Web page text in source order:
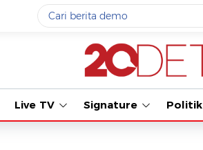
Yang sedang ramai dicari
gempa hari ini
#3prabowo
Live TV Signature Politik